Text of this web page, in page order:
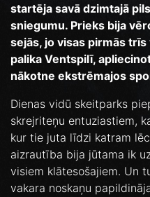
startēja savā dzimtajā
sniegumu. Prieks bija
sejās, jo visas pirmās
palika Ventspilī,
nākotne ekstrēmajos
Dienas vidū skeitparks
skrejriteņu entuziastiem,
kur tie juta līdzi katram
aizrautība bija jūtama ik
visiem klātesošajiem. Un
vakara noskaņu